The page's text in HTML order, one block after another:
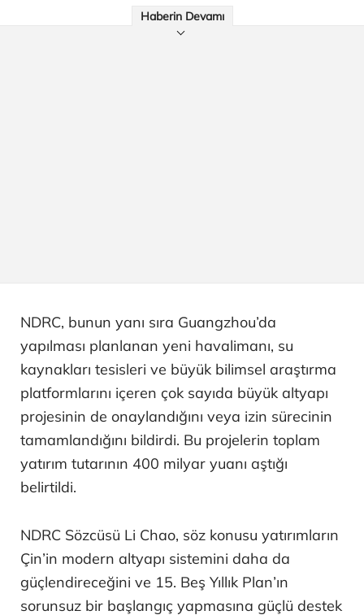
Haberin Devamı
NDRC, bunun yanı sıra Guangzhou’da
yapılması planlanan yeni havalimanı, su
kaynakları tesisleri ve büyük bilimsel araştırma
platformlarını içeren çok sayıda büyük altyapı
projesinin de onaylandığını veya izin sürecinin
tamamlandığını bildirdi. Bu projelerin toplam
yatırım tutarının 400 milyar yuanı aştığı
belirtildi.
NDRC Sözcüsü Li Chao, söz konusu yatırımların
Çin’in modern altyapı sistemini daha da
güçlendireceğini ve 15. Beş Yıllık Plan’ın
sorunsuz bir başlangıç yapmasına güçlü destek